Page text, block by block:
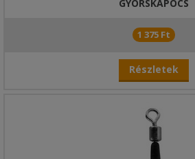
GYORSKAPOCS
1 375 Ft
Részletek